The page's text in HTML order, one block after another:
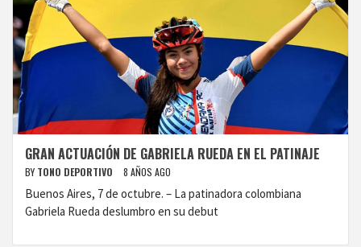
GRAN ACTUACIÓN DE GABRIELA RUEDA EN EL PATINAJE
BY TONO DEPORTIVO 8 AÑOS AGO
Buenos Aires, 7 de octubre. – La patinadora colombiana
Gabriela Rueda deslumbro en su debut